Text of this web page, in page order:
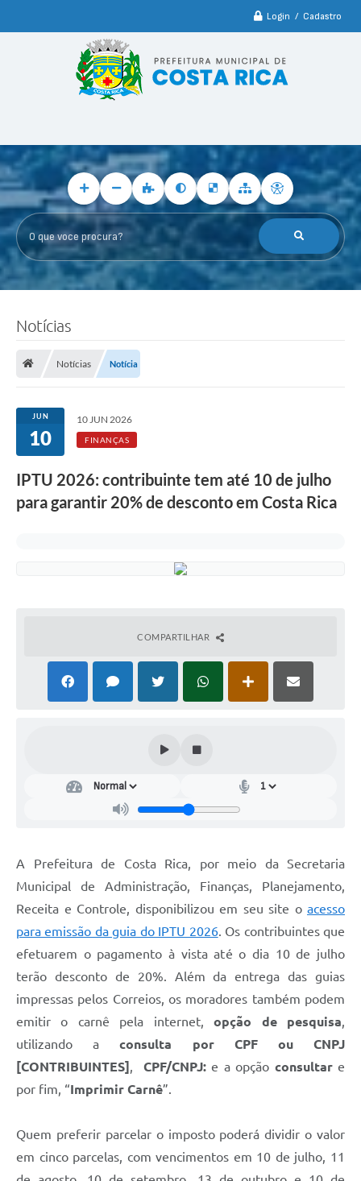
Login / Cadastro
O que voce procura?
Notícias
Notícias Notícia
JUN
10
10 JUN 2026
FINANÇAS
IPTU 2026: contribuinte tem até 10 de julho
para garantir 20% de desconto em Costa Rica
COMPARTILHAR
A Prefeitura de Costa Rica, por meio da Secretaria
Municipal de Administração, Finanças, Planejamento,
Receita e Controle, disponibilizou em seu site o acesso
para emissão da guia do IPTU 2026. Os contribuintes que
efetuarem o pagamento à vista até o dia 10 de julho
terão desconto de 20%. Além da entrega das guias
impressas pelos Correios, os moradores também podem
emitir o carnê pela internet,opção de pesquisa,
utilizando aconsulta por CPF ou CNPJ
[CONTRIBUINTES] , CPF/CNPJ:e a opção consultare
por fim, “Imprimir Carnê”.
Quem preferir parcelar o imposto poderá dividir o valor
em cinco parcelas, com vencimentos em 10 de julho, 11